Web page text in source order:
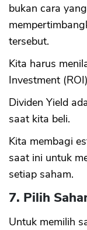
bukan cara
tersebut.
Kita harus
Investment
Dividen Yield
saat kita beli.
Kita membagi
saat ini untuk
setiap saham.
7. Pilih
Untuk memilih